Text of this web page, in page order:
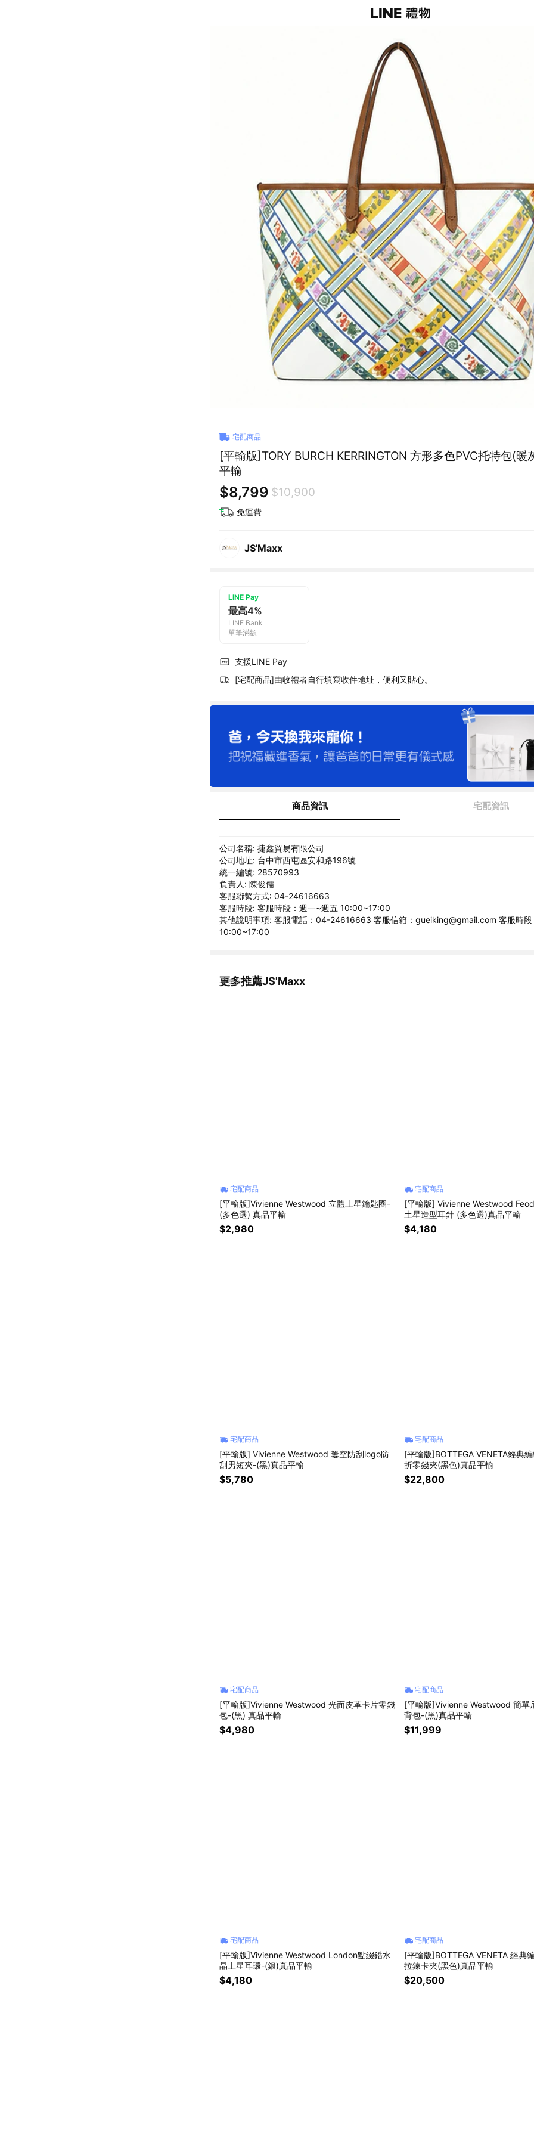
宅配商品
[平輸版]TORY BURCH KERRINGTON 方形多色PVC托特包(暖
平輸
$8,799 $10,900
免運費
JS'Maxx
LINE Pay
最高4%
LINE Bank
單筆滿額
支援LINE Pay
[宅配商品]由收禮者自行填寫收件地址，便利又貼心。
商品資訊 宅配資訊
公司名稱: 捷鑫貿易有限公司
公司地址: 台中市西屯區安和路196號
統一編號: 28570993
負責人: 陳俊儒
客服聯繫方式: 04-24616663
客服時段: 客服時段：週一~週五 10:00~17:00
其他說明事項: 客服電話：04-24616663 客服信箱：gueiking@gmail.com 客服時段
10:00~17:00
更多推薦JS'Maxx
看更多
宅配商品
[平輸版]Vivienne Westwood 立體土星鑰匙圈-
(多色選) 真品平輸
$2,980
宅配商品
[平輸版] Vivienne Westwood
土星造型耳針 (多色選)真品平輸
$4,180
宅配商品
[平輸版] Vivienne Westwood 簍空防刮logo防
刮男短夾-(黑)真品平輸
$5,780
宅配商品
[平輸版]BOTTEGA VENETA經典
折零錢夾(黑色)真品平輸
$22,800
宅配商品
[平輸版]Vivienne Westwood 光面皮革卡片零錢
包-(黑) 真品平輸
$4,980
宅配商品
[平輸版]Vivienne Westwood 簡單
背包-(黑)真品平輸
$11,999
宅配商品
[平輸版]Vivienne Westwood London點綴鋯水
晶土星耳環-(銀)真品平輸
$4,180
宅配商品
[平輸版]BOTTEGA VENETA 經典
拉鍊卡夾(黑色)真品平輸
$20,500